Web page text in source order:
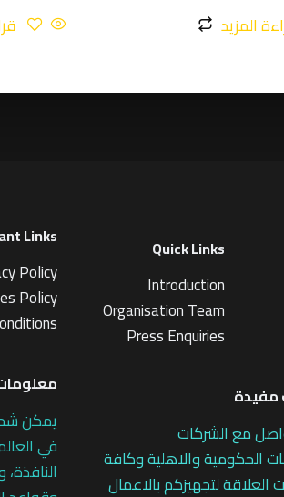
المزيد
Quick Links
Introduction
Organisation Team
Press Enquiries
مفيدة
مع الشركات
الحكومية والاهلية وكافة
العلاقة لتجهيزكم بالاعمال
Links
Policy
Policy
يمكن
في